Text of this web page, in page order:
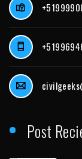
Post